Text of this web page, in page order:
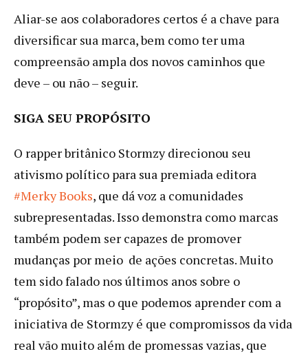
Aliar-se aos colaboradores certos é a chave para
diversificar sua marca, bem como ter uma
compreensão ampla dos novos caminhos que
deve – ou não – seguir.
SIGA SEU PROPÓSITO
O rapper britânico Stormzy direcionou seu
ativismo político para sua premiada editora
#Merky Books, que dá voz a comunidades
subrepresentadas. Isso demonstra como marcas
também podem ser capazes de promover
mudanças por meio de ações concretas. Muito
tem sido falado nos últimos anos sobre o
“propósito”, mas o que podemos aprender com a
iniciativa de Stormzy é que compromissos da vida
real vão muito além de promessas vazias, que